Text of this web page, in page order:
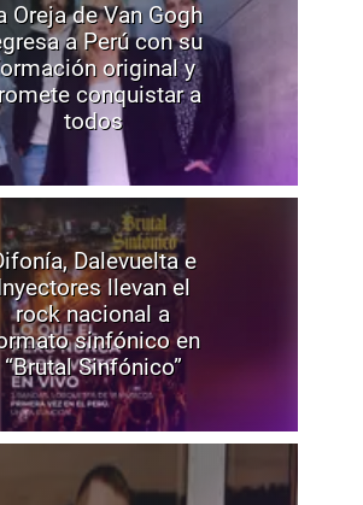
Oreja de Van Gogh
a Perú con su
original y
conquistar a
todos
Dalevuelta e
llevan el
rock nacional a
sinfónico en
“Brutal Sinfónico”